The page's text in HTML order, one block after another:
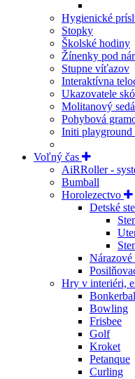
Hygienické
Stopky
Školské hodiny
Žínenky pod
Stupne víťazov
Interaktívna
Ukazovatele
Molitanový
Pohybová
Initi playground
Voľný čas
AiRRoller -
Bumball
Horolezectvo
Detské
Nárazové
Hry v interiéri,
Bowling
Frisbee
Golf
Kroket
Petanque
Curling